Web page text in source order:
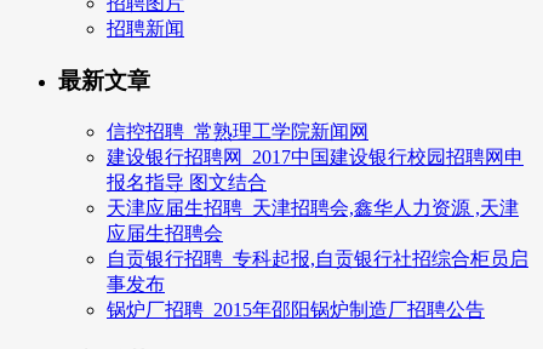
招聘新闻
最新文章
信控招聘_常熟理工学院新闻网
建设银行招聘网_2017中国建设银行校园招聘网申
报名指导 图文结合
天津应届生招聘_天津招聘会,鑫华人力资源 ,天津
应届生招聘会
自贡银行招聘_专科起报,自贡银行社招综合柜员启
事发布
锅炉厂招聘_2015年邵阳锅炉制造厂招聘公告